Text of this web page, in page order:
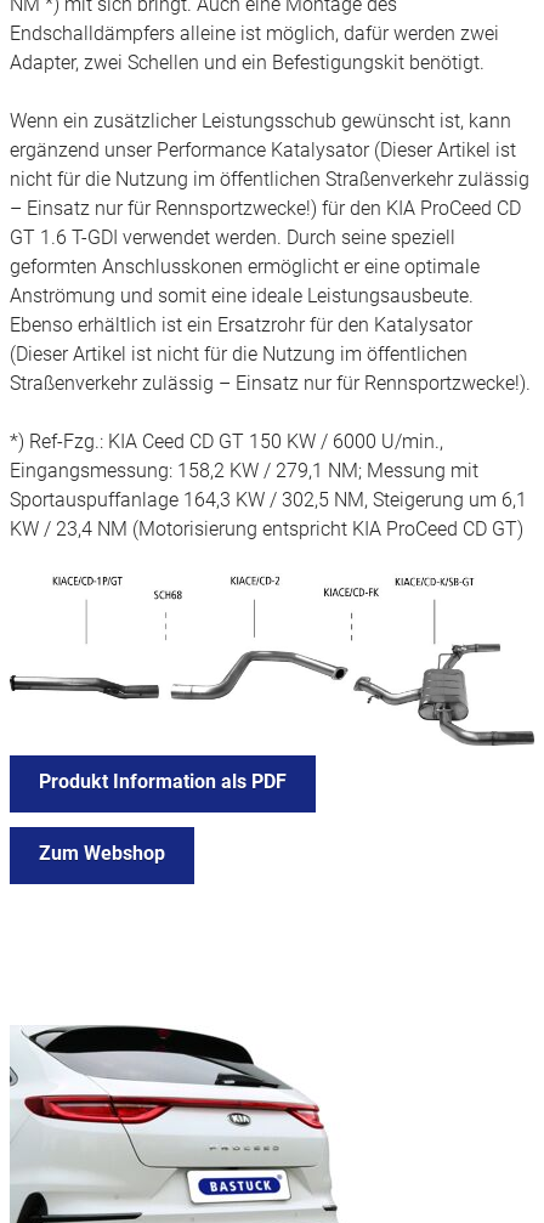
Endschalldämpfers alleine ist möglich, dafür werden zwei
Adapter, zwei Schellen und ein Befestigungskit benötigt.
Wenn ein zusätzlicher Leistungsschub gewünscht ist, kann
ergänzend unser Performance Katalysator (Dieser Artikel ist
nicht für die Nutzung im öffentlichen Straßenverkehr zulässig
– Einsatz nur für Rennsportzwecke!) für den KIA ProCeed CD
GT 1.6 T-GDI verwendet werden. Durch seine speziell
geformten Anschlusskonen ermöglicht er eine optimale
Anströmung und somit eine ideale Leistungsausbeute.
Ebenso erhältlich ist ein Ersatzrohr für den Katalysator
(Dieser Artikel ist nicht für die Nutzung im öffentlichen
Straßenverkehr zulässig – Einsatz nur für Rennsportzwecke!).
*) Ref-Fzg.: KIA Ceed CD GT 150 KW / 6000 U/min.,
Eingangsmessung: 158,2 KW / 279,1 NM; Messung mit
Sportauspuffanlage 164,3 KW / 302,5 NM, Steigerung um 6,1
KW / 23,4 NM (Motorisierung entspricht KIA ProCeed CD GT)
Produkt Information als PDF
Zum Webshop